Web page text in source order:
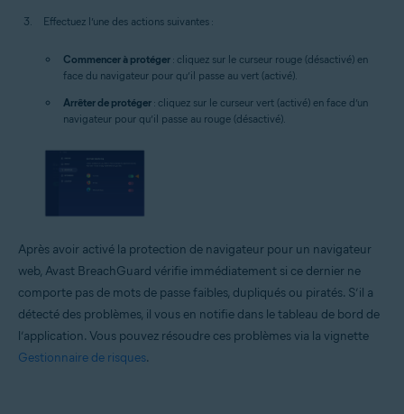
Effectuez l’une des actions suivantes :
Commencer à protéger : cliquez sur le curseur rouge (désactivé) en
face du navigateur pour qu’il passe au vert (activé).
Arrêter de protéger : cliquez sur le curseur vert (activé) en face d’un
navigateur pour qu’il passe au rouge (désactivé).
Après avoir activé la protection de navigateur pour un navigateur
web, Avast BreachGuard vérifie immédiatement si ce dernier ne
comporte pas de mots de passe faibles, dupliqués ou piratés. S’il a
détecté des problèmes, il vous en notifie dans le tableau de bord de
l’application. Vous pouvez résoudre ces problèmes via la vignette
Gestionnaire de risques.